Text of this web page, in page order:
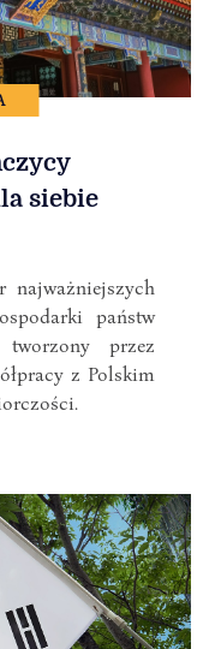
siebie
państw
tworzony przez
z Polskim